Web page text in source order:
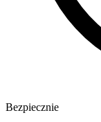
Bezpiecznie